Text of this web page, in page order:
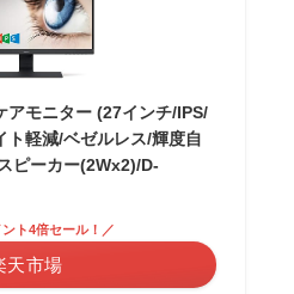
アモニター (27インチ/IPS/
ト軽減/ベゼルレス/輝度自
ピーカー(2Wx2)/D-
ト4倍セール！／
天市場